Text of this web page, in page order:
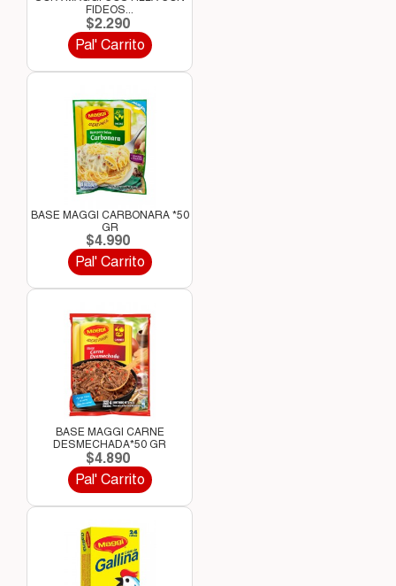
FIDEOS...
$2.290
Pal' Carrito
BASE MAGGI CARBONARA *50
GR
$4.990
Pal' Carrito
BASE MAGGI CARNE
DESMECHADA*50 GR
$4.890
Pal' Carrito